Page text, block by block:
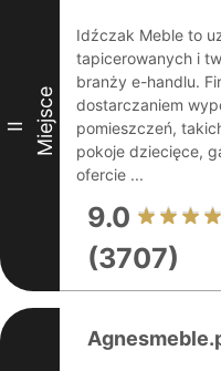
II Miejsce
Idźczak Meble to
tapicerowanych i
branży e-handlu.
dostarczaniem
pomieszczeń,
pokoje dziecięce,
ofercie ...
9.0
(3707)